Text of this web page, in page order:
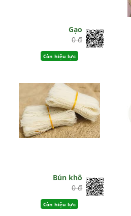
Gạo
0 đ
Còn hiệu lực
Bún khô
0 đ
Còn hiệu lực